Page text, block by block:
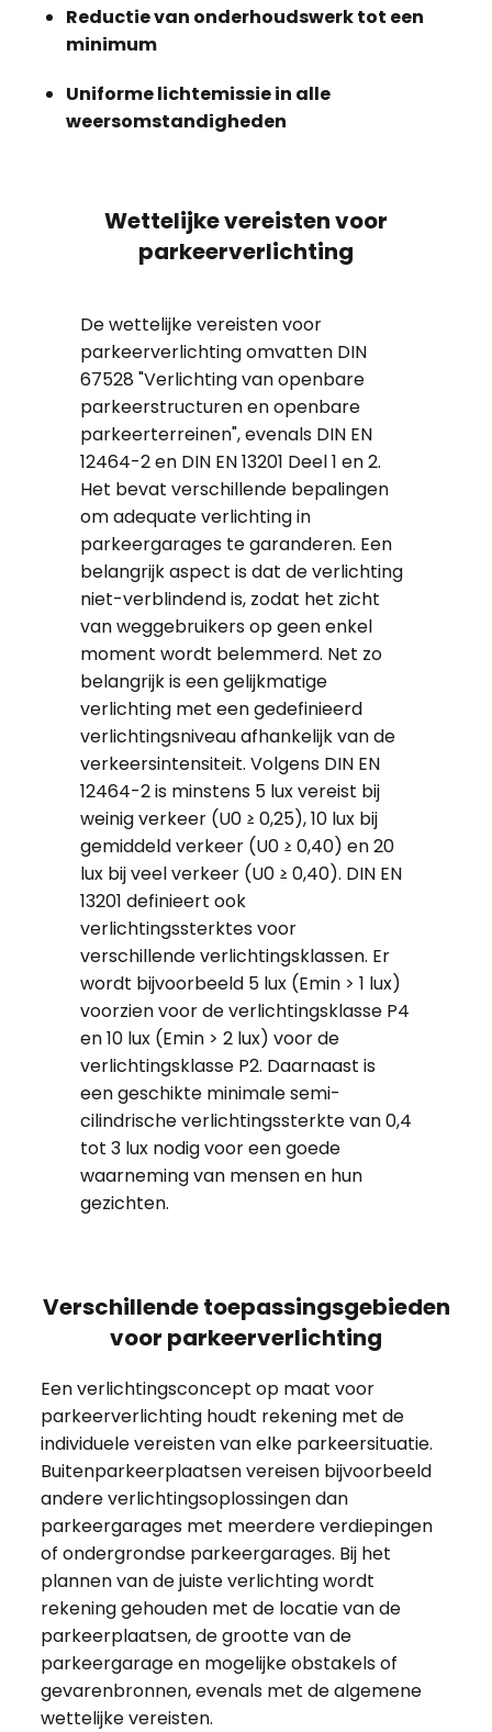
Reductie van onderhoudswerk tot een
minimum
Uniforme lichtemissie in alle
weersomstandigheden
Wettelijke vereisten voor
parkeerverlichting
De wettelijke vereisten voor
parkeerverlichting omvatten DIN
67528 "Verlichting van openbare
parkeerstructuren en openbare
parkeerterreinen", evenals DIN EN
12464-2 en DIN EN 13201 Deel 1 en 2.
Het bevat verschillende bepalingen
om adequate verlichting in
parkeergarages te garanderen. Een
belangrijk aspect is dat de verlichting
niet-verblindend is, zodat het zicht
van weggebruikers op geen enkel
moment wordt belemmerd. Net zo
belangrijk is een gelijkmatige
verlichting met een gedefinieerd
verlichtingsniveau afhankelijk van de
verkeersintensiteit. Volgens DIN EN
12464-2 is minstens 5 lux vereist bij
weinig verkeer (U0 ≥ 0,25), 10 lux bij
gemiddeld verkeer (U0 ≥ 0,40) en 20
lux bij veel verkeer (U0 ≥ 0,40). DIN EN
13201 definieert ook
verlichtingssterktes voor
verschillende verlichtingsklassen. Er
wordt bijvoorbeeld 5 lux (Emin > 1 lux)
voorzien voor de verlichtingsklasse P4
en 10 lux (Emin > 2 lux) voor de
verlichtingsklasse P2. Daarnaast is
een geschikte minimale semi-
cilindrische verlichtingssterkte van 0,4
tot 3 lux nodig voor een goede
waarneming van mensen en hun
gezichten.
Verschillende toepassingsgebieden
voor parkeerverlichting
Een verlichtingsconcept op maat voor
parkeerverlichting houdt rekening met de
individuele vereisten van elke parkeersituatie.
Buitenparkeerplaatsen vereisen bijvoorbeeld
andere verlichtingsoplossingen dan
parkeergarages met meerdere verdiepingen
of ondergrondse parkeergarages. Bij het
plannen van de juiste verlichting wordt
rekening gehouden met de locatie van de
parkeerplaatsen, de grootte van de
parkeergarage en mogelijke obstakels of
gevarenbronnen, evenals met de algemene
wettelijke vereisten.